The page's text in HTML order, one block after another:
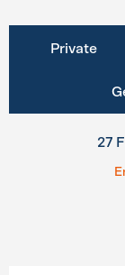
Private
27